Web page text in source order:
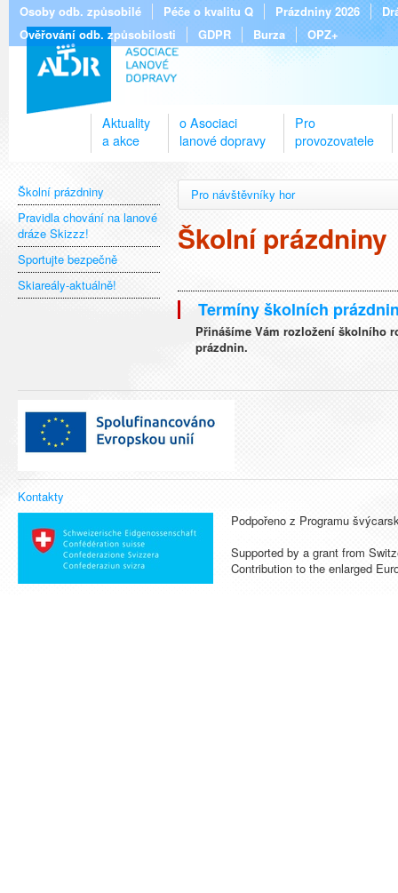
Osoby odb. způsobilé Péče o kvalitu Q Prázdniny 2026
Ověřování odb. způsobilosti
GDPR Burza OPZ+
Aktuality
a akce
o Asociaci
lanové dopravy
Pro
provozovatele
Školní prázdniny
Pravidla chování na lanové
dráze Skizzz!
Sportujte bezpečně
Skiareály-aktuálně!
Pro návštěvníky hor
Školní prázdniny
Termíny školních
Přinášíme Vám rozložení školního
prázdnin.
Kontakty
Podpořeno z Programu
Supported by a grant from
Contribution to the enlarged